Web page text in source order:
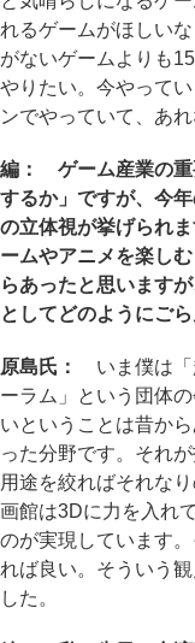
れるゲームがほしい
がないゲームよりも
やりたい。今やって
ンでやっていて、あ
編： ゲーム産業の重
するか」ですが、今
の立体視が挙げられ
ームやアニメを楽し
らあったと思います
としてどのようにご
原島氏：
いま僕は「
ーラム」という団体
いということは昔か
った分野です。それ
用途を絞ればそれな
画館は3Dに力を入れ
のが実現しています
れば良い。そういう
した。